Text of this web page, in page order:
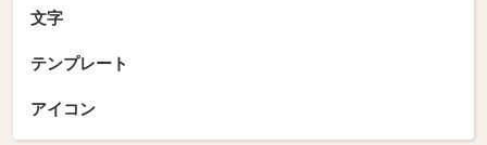
文字
テンプレート
アイコン